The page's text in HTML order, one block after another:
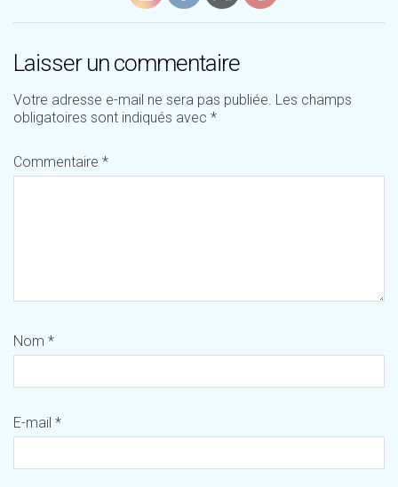
Laisser un commentaire
Votre adresse e-mail ne sera pas publiée. Les champs
obligatoires sont indiqués avec *
Commentaire *
Nom *
E-mail *